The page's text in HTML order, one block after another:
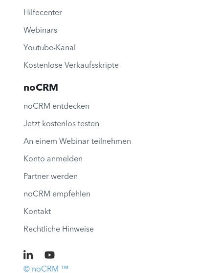
Hilfecenter
Webinars
Youtube-Kanal
Kostenlose Verkaufsskripte
noCRM
noCRM entdecken
Jetzt kostenlos testen
An einem Webinar teilnehmen
Konto anmelden
Partner werden
noCRM empfehlen
Kontakt
Rechtliche Hinweise
© noCRM ™